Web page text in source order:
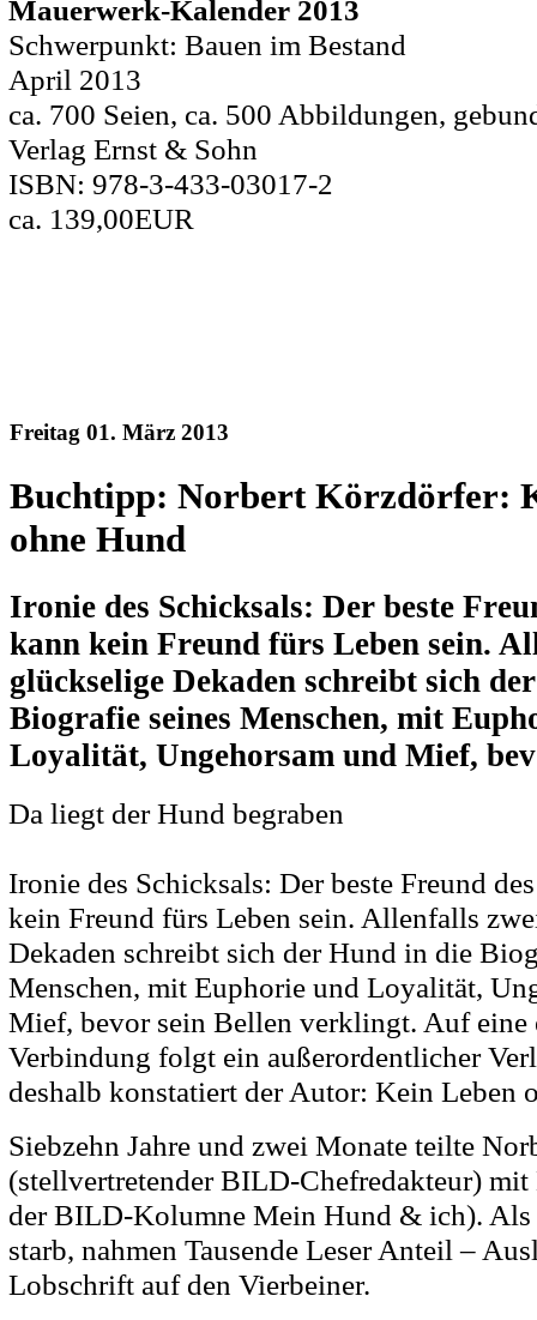
Mauerwerk-Kalender 2013
Schwerpunkt: Bauen im Bestand
April 2013
ca. 700 Seien, ca. 500 Abbildungen,
Verlag Ernst & Sohn
ISBN: 978-3-433-03017-2
ca. 139,00EUR
Freitag 01. März 2013
Buchtipp: Norbert Körzdörfer:
ohne Hund
Ironie des Schicksals: Der beste
kann kein Freund fürs Leben sein.
glückselige Dekaden schreibt sich
Biografie seines Menschen, mit
Loyalität, Ungehorsam und Mief,
Da liegt der Hund begraben
Ironie des Schicksals: Der beste Freund
kein Freund fürs Leben sein. Allenfalls
Dekaden schreibt sich der Hund in die
Menschen, mit Euphorie und Loyalität,
Mief, bevor sein Bellen verklingt. Auf eine
Verbindung folgt ein außerordentlicher
deshalb konstatiert der Autor: Kein Leben
Siebzehn Jahre und zwei Monate teilte
(stellvertretender BILD-Chefredakteur)
der BILD-Kolumne Mein Hund & ich). Als
starb, nahmen Tausende Leser Anteil –
Lobschrift auf den Vierbeiner.